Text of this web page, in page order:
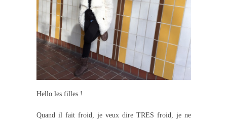
Hello les filles !
Quand il fait froid, je veux dire TRES froid, je ne